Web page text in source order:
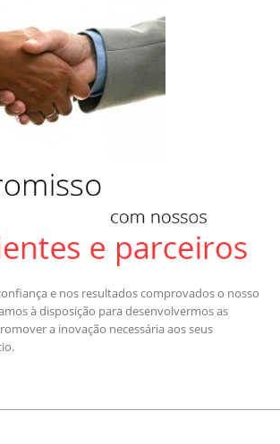
e nos resultados comprovados o nosso
à disposição para desenvolvermos as
a inovação necessária aos seus